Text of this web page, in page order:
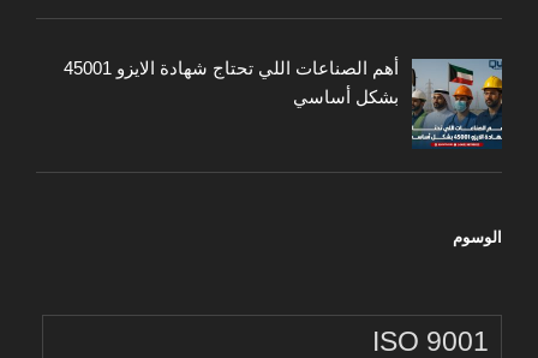
أهم الصناعات اللي تحتاج شهادة الايزو 45001
بشكل أساسي
الوسوم
ISO 9001